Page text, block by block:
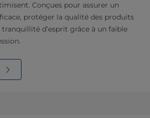
Conçues pour assurer un
protéger la qualité des produits
d’esprit grâce à un faible